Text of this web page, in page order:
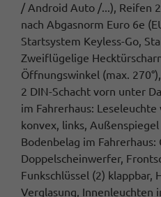
/ Android Auto /...), Reifen
nach Abgasnorm Euro 6e
Startsystem Keyless-Go,
Zweiflügelige
Öffnungswinkel (max.
2 DIN-Schacht vorn unter
im Fahrerhaus:
konvex, links, Außenspiegel
Bodenbelag im Fahrerhaus:
Doppelscheinwerfer,
Funkschlüssel (2) klappbar,
Verglasung, Innenleuchten